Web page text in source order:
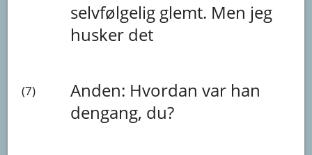
selvfølgelig glemt. Men jeg
husker det
(7) Anden: Hvordanvar han
dengang, du?